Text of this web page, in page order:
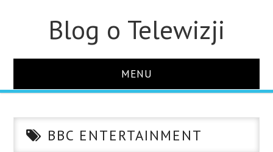
Blog o Telewizji
MENU
O STRONIEBBC ENTERTAINMENT